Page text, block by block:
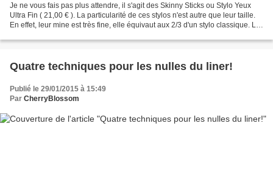
Je ne vous fais pas plus attendre, il s'agit des Skinny Sticks ou Stylo Yeux
Ultra Fin ( 21,00 € ). La particularité de ces stylos n'est autre que leur taille.
En effet, leur mine est très fine, elle équivaut aux 2/3 d'un stylo classique. La
Quatre techniques pour les nulles du liner!
Publié le 29/01/2015 à 15:49
Par CherryBlossom